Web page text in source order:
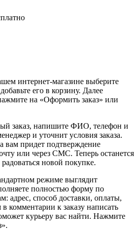
интернет-магазине выберите
его в корзину. Далее
на «Оформить заказ» или
заказ, напишите ФИО, телефон и
и уточнит условия заказа.
вам придет подтверждение
или через СМС. Теперь останется
новой покупке.
режиме выглядит
полностью форму по
адрес, способ доставки, оплаты,
комментарии к заказу написать
курьеру вас найти. Нажмите